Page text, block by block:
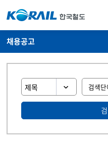
채용공고